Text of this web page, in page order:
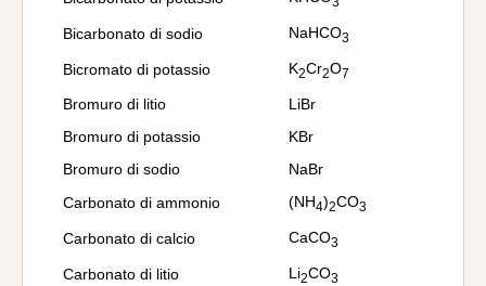
Bicarbonato di sodio NaHCO3
Bicromato di potassio K2Cr2O7
Bromuro di litio
LiBr
Bromuro di potassio
KBr
Bromuro di sodio
NaBr
Carbonato di ammonio
(NH4)2CO3
Carbonato di calcio CaCO3
Carbonato di litio Li2CO3